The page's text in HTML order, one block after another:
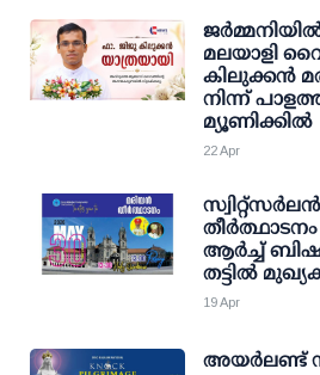
ജർമ്മനിയിൽ
മലയാളി
കിലുക്കൻ
നിന്ന്
മ്യൂണിക്കിൽ
22 Apr
ആർച്ച്
തട്ടിൽ
19 Apr
അയർലണ്ട്